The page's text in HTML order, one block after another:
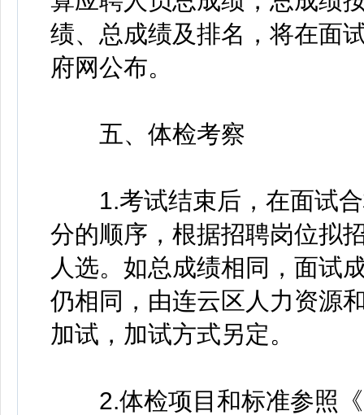
绩、总成绩及排名，将在面
府网公布。
五、体检考察
1.考试结束后，在面试合
分的顺序，根据招聘岗位拟
人选。如总成绩相同，面试
仍相同，由连云区人力资源
加试，加试方式另定。
2.体检项目和标准参照《